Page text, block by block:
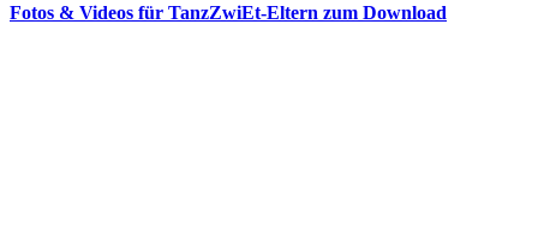
Fotos & Videos für TanzZwiEt-Eltern zum Download